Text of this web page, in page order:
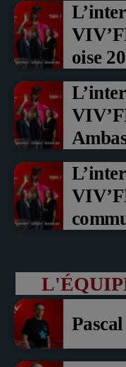
oise
Prix
fruits
Pascal